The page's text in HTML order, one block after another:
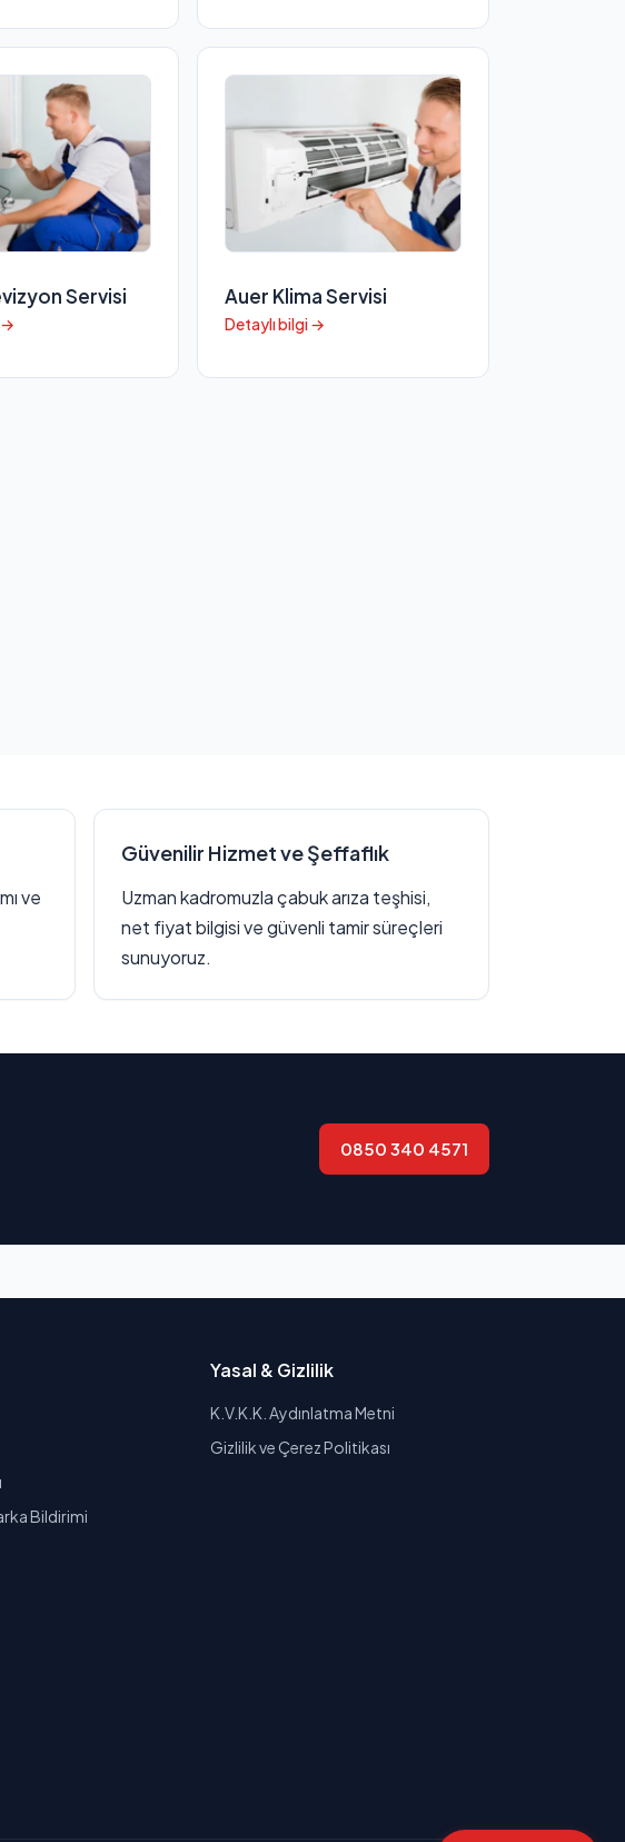
Servisi
→
Auer Klima Servisi
Detaylı bilgi →
ve
Güvenilir Hizmet ve Şeffaflık
Uzman kadromuzla çabuk arıza teşhisi,
net fiyat bilgisi ve güvenli tamir süreçleri
sunuyoruz.
0850 340 4571
Bildirimi
Yasal & Gizlilik
K.V.K.K. Aydınlatma Metni
Gizlilik ve Çerez Politikası